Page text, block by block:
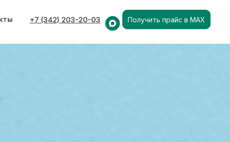
+7 (342) 203-20-03 Получить прайс в MAX